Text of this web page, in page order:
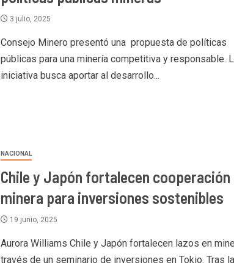
3 julio, 2025
Consejo Minero presentó una propuesta de políticas
públicas para una minería competitiva y responsable.
iniciativa busca aportar al desarrollo...
NACIONAL
Chile y Japón fortalecen cooperación
minera para inversiones sostenibles
19 junio, 2025
Aurora Williams Chile y Japón fortalecen lazos en
través de un seminario de inversiones en Tokio. Tras